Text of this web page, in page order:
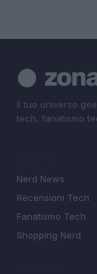
Il tuo universo
tech, fanatismo
Nerd News
Recensioni Tech
Fanatismo Tech
Shopping Nerd